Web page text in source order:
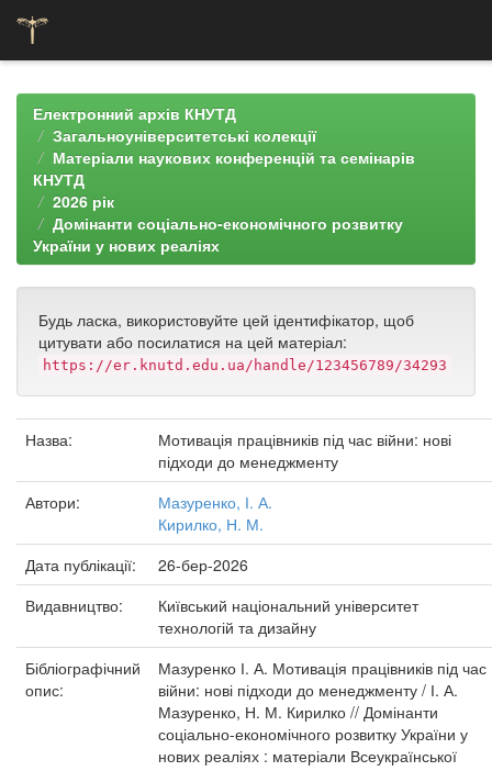
navigationЕлектронний архів КНУТД
Загальноуніверситетські колекції
Матеріали наукових конференцій та семінарів
КНУТД
2026 рік
Домінанти соціально-економічного розвитку
України у нових реаліях
Будь ласка, використовуйте цей ідентифікатор, щоб
цитувати або посилатися на цей матеріал:
https://er.knutd.edu.ua/handle/123456789/34293
Назва:
Мотивація працівників під час війни: нові
підходи до менеджменту
Автори:
Мазуренко, І. А.
Кирилко, Н. М.
Дата публікації:
26-бер-2026
Видавництво:
Київський національний університет
технологій та дизайну
Бібліографічний
опис:
Мазуренко І. А. Мотивація працівників під час
війни: нові підходи до менеджменту / І. А.
Мазуренко, Н. М. Кирилко // Домінанти
соціально-економічного розвитку України у
нових реаліях : матеріали Всеукраїнської